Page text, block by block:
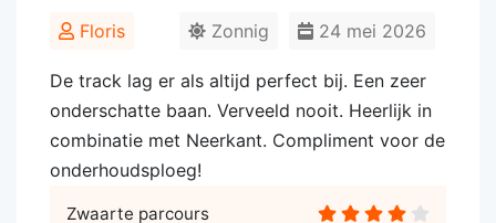
Floris 24 mei 2026
Zonnig
De track lag er als altijd perfect bij. Een zeer
onderschatte baan. Verveeld nooit. Heerlijk in
combinatie met Neerkant. Compliment voor de
onderhoudsploeg!
Zwaarte parcours